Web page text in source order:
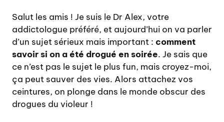
Salut les amis ! Je suis le Dr Alex, votre
addictologue préféré, et aujourd’hui on va parler
d’un sujet sérieux mais important : comment
savoir si on a été drogué en soirée. Je sais que
ce n’est pas le sujet le plus fun, mais croyez-moi,
ça peut sauver des vies. Alors attachez vos
ceintures, on plonge dans le monde obscur des
drogues du violeur !